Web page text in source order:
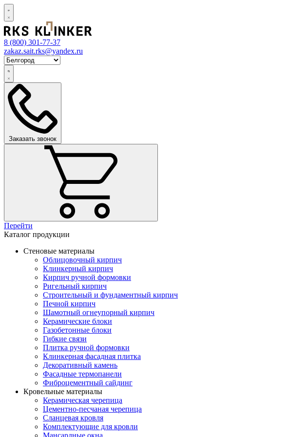
8 (800) 301-77-37
zakaz.sait.rks@yandex.ru
Заказать звонок
Перейти
Каталог продукции
Стеновые материалы
Облицовочный кирпич
Клинкерный кирпич
Кирпич ручной формовки
Ригельный кирпич
Строительный и фундаментный кирпич
Печной кирпич
Шамотный огнеупорный кирпич
Керамические блоки
Газобетонные блоки
Гибкие связи
Плитка ручной формовки
Клинкерная фасадная плитка
Декоративный камень
Фасадные термопанели
Фиброцементный сайдинг
Кровельные материалы
Керамическая черепица
Цементно-песчаная черепица
Сланцевая кровля
Комплектующие для кровли
Мансардные окна